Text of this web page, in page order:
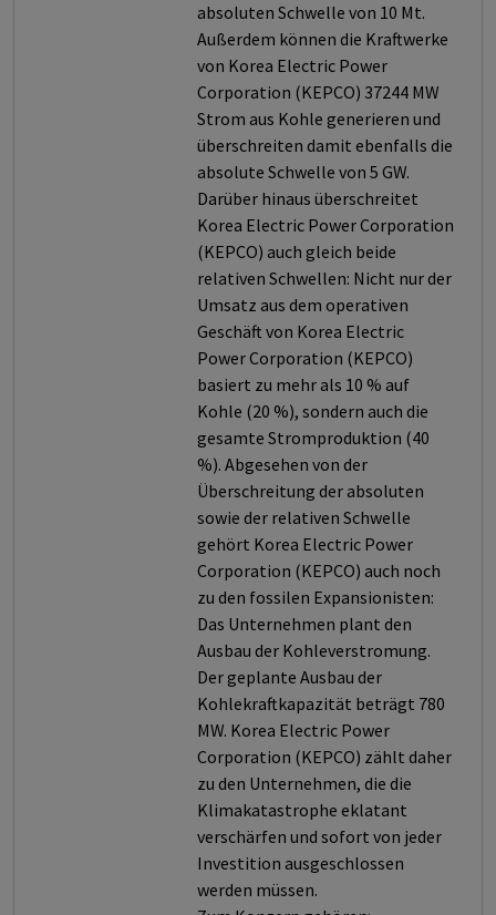
absoluten Schwelle von 10 Mt.
Außerdem können die Kraftwerke
von Korea Electric Power
Corporation (KEPCO) 37244 MW
Strom aus Kohle generieren und
überschreiten damit ebenfalls die
absolute Schwelle von 5 GW.
Darüber hinaus überschreitet
Korea Electric Power Corporation
(KEPCO) auch gleich beide
relativen Schwellen: Nicht nur der
Umsatz aus dem operativen
Geschäft von Korea Electric
Power Corporation (KEPCO)
basiert zu mehr als 10 % auf
Kohle (20 %), sondern auch die
gesamte Stromproduktion (40
%). Abgesehen von der
Überschreitung der absoluten
sowie der relativen Schwelle
gehört Korea Electric Power
Corporation (KEPCO) auch noch
zu den fossilen Expansionisten:
Das Unternehmen plant den
Ausbau der Kohleverstromung.
Der geplante Ausbau der
Kohlekraftkapazität beträgt 780
MW. Korea Electric Power
Corporation (KEPCO) zählt daher
zu den Unternehmen, die die
Klimakatastrophe eklatant
verschärfen und sofort von jeder
Investition ausgeschlossen
werden müssen.